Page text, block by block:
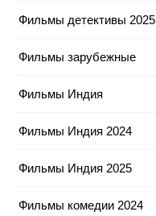
Фильмы детективы 2025
Фильмы зарубежные
Фильмы Индия
Фильмы Индия 2024
Фильмы Индия 2025
Фильмы комедии 2024